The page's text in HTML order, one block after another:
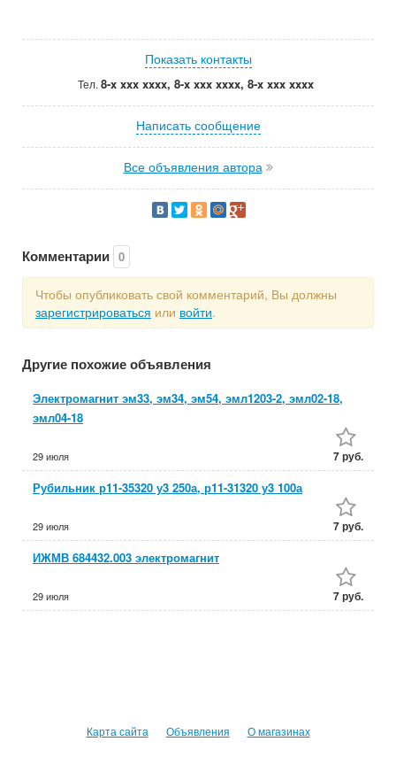
Показать контакты
Тел. 8-x xxx xxxx, 8-x xxx xxxx, 8-x xxx xxxx
Написать сообщение
Все объявления автора
Комментарии 0
Чтобы опубликовать свой комментарий, Вы должны
зарегистрироваться или войти.
Другие похожие объявления
Электромагнит эм33, эм34, эм54, эмл1203-2, эмл02-18,
эмл04-18
29 июля 7 руб.
Рубильник р11-35320 у3 250а, р11-31320 у3 100а
29 июля 7 руб.
ИЖМВ 684432.003 электромагнит
29 июля 7 руб.
Карта сайта Объявления О магазинах